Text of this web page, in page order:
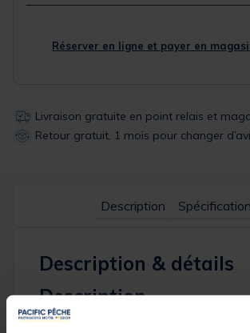
Réserver en ligne et payer en
Livraison gratuite en point relais et
Retour gratuit, 1 mois pour changer
Description
Description & détails
Description